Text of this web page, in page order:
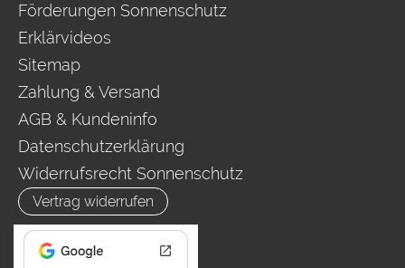
Förderungen Sonnenschutz
Erklärvideos
Sitemap
Zahlung & Versand
AGB & Kundeninfo
Datenschutzerklärung
Widerrufsrecht Sonnenschutz
Vertrag widerrufen